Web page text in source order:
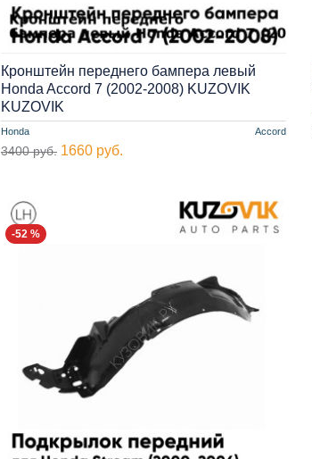
Honda Accord
Кронштейн переднего бампера левый
Honda Accord 7 (2002-2008) KUZOVIK
KUZOVIK
3400 руб. 1660 руб.
-52 %